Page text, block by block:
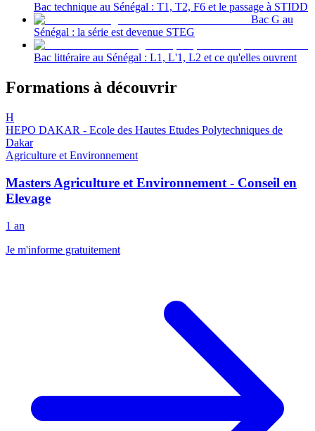
Bac technique au Sénégal : T1, T2, F6 et le passage à STIDD
Bac G au
Sénégal : la série est devenue STEG
Bac littéraire au Sénégal : L1, L'1, L2 et ce qu'elles ouvrent
Formations à découvrir
H
HEPO DAKAR - Ecole des Hautes Etudes Polytechniques de
Dakar
Agriculture et Environnement
Masters Agriculture et Environnement - Conseil en
Elevage
1 an
Je m'informe gratuitement